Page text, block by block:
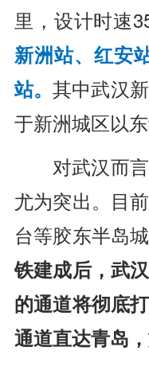
里，设计时速
新洲站、红安
站。其中武汉
于新洲城区以东
对武汉而
尤为突出。目
台等胶东半岛
铁建成后，武
的通道将彻底
通道直达青岛